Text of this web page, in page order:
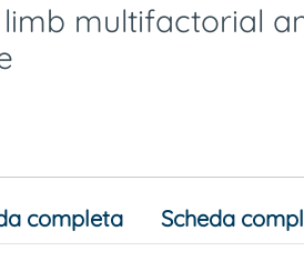
multifactorial
completa Scheda